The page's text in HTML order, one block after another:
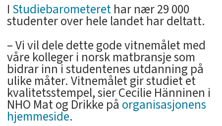
IStudiebarometerethar nær 29 000
studenter over hele landet har deltatt.
– Vi vil dele dette gode vitnemålet med
våre kolleger i norsk matbransje som
bidrar inn i studentenes utdanning på
ulike måter. Vitnemålet gir studiet et
kvalitetsstempel, sier Cecilie Hänninen i
NHO Mat og Drikke på organisasjonens
hjemmeside.